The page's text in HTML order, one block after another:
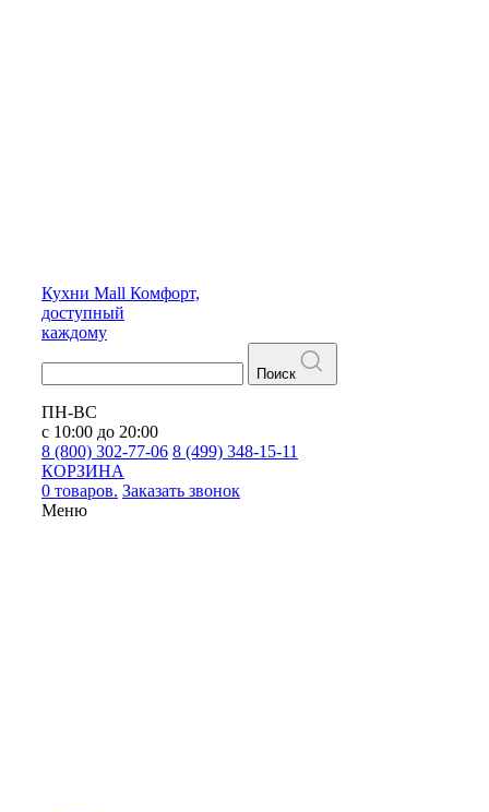
Кухни Mall Комфорт,
доступный
каждому
Поиск
ПН-ВС
с 10:00 до 20:00
8 (800) 302-77-06 8 (499) 348-15-11
КОРЗИНА
0 товаров. Заказать звонок
Меню